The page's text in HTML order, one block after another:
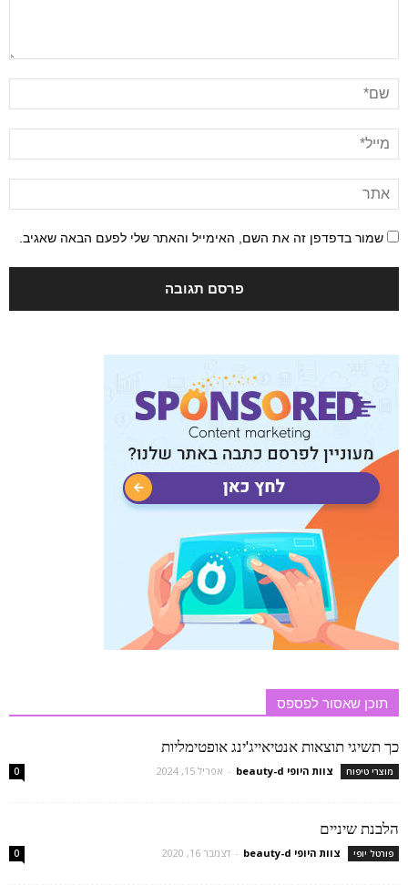
שמור בדפדפן זה את השם, האימייל והאתר שלי לפעם הבאה שאגיב.
תוכן שאסור לפספס
כך תשיגי תוצאות אנטיאייג'ינג אופטימליות
מוצרי טיפוח צוות היופי beauty-d - אפריל 15, 2024 0
הלבנת שיניים
פורטל יופי צוות היופי beauty-d - דצמבר 16, 2020 0